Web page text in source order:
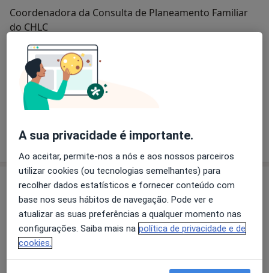
Coordenadora da Consulta de Planeamento Familiar
do CHLC
Competência em Medicina Sexual
Principais doenças tratadas
Doenças Dos Genitais Femininos
Complicações Na Gravidez
Mostrar mais detalhes
sobre a experiência
Serviços e preços
Primeira consulta Ginecologia - Obstetricia
Detalhes
Retorno de consultas Ginecologia - Obstetricia
A sua privacidade é importante.
Ao aceitar, permite-nos a nós e aos nossos parceiros
utilizar cookies (ou tecnologias semelhantes) para
recolher dados estatísticos e fornecer conteúdo com
base nos seus hábitos de navegação. Pode ver e
atualizar as suas preferências a qualquer momento nas
configurações. Saiba mais na política de privacidade e de
cookies.